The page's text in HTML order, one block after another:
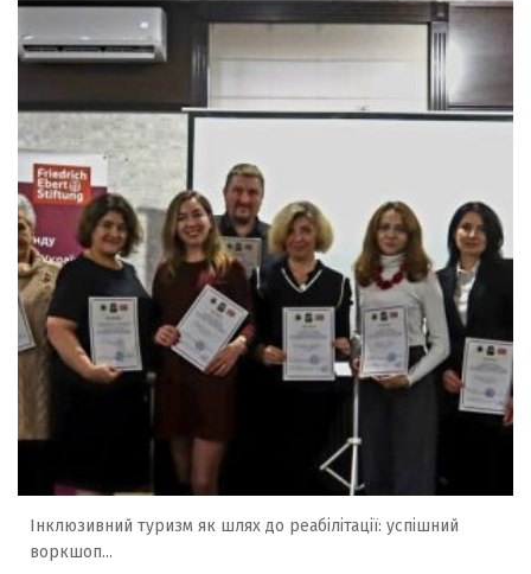
Інклюзивний туризм як шлях до реабілітації: успішний
воркшоп...